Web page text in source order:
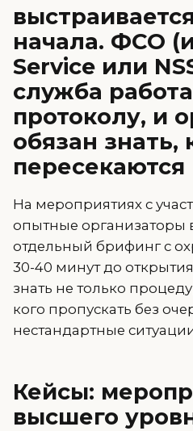
начала. ФСО
Service или
служба
протоколу, и
обязан знать,
пересекаются
На мероприятиях с
опытные организаторы
отдельный брифинг с
30-40 минут до
знать не только
кого пропускать без
нестандартные
Кейсы:
высшего